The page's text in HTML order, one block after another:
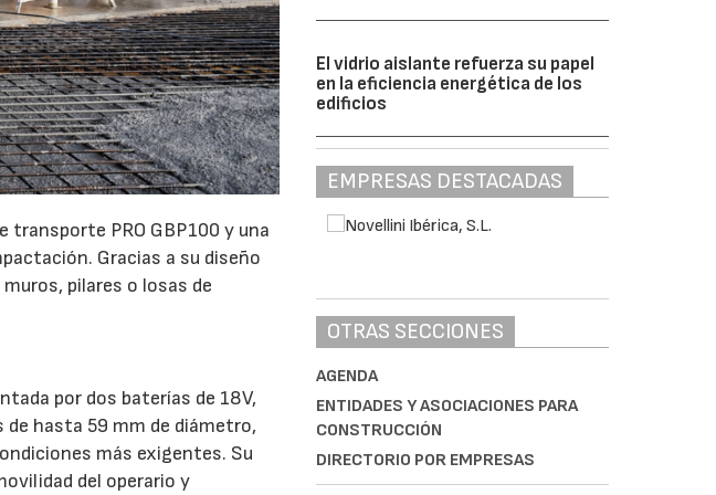
transporte PRO GBP100 y una
Gracias a su diseño
pilares o losas de
por dos baterías de 18V,
hasta 59 mm de diámetro,
más exigentes. Su
del operario y
El vidrio aislante refuerza su papel
en la eficiencia energética de los
edificios
EMPRESAS DESTACADAS
OTRAS SECCIONES
AGENDA
ENTIDADES Y ASOCIACIONES PARA
CONSTRUCCIÓN
DIRECTORIO POR EMPRESAS